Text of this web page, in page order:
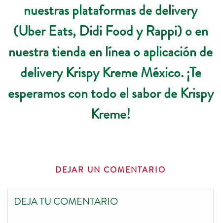
nuestras plataformas de delivery
(Uber Eats, Didi Food y Rappi) o en
nuestratienda en línea o aplicación de
delivery Krispy Kreme México. ¡Te
esperamos con todo el sabor de Krispy
Kreme!
DEJAR UN COMENTARIO